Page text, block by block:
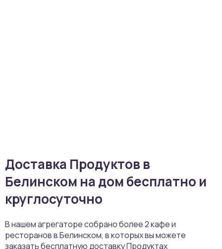
Доставка Продуктов в
Белинском на дом бесплатно и
круглосуточно
В нашем агрегаторе собрано более 2 кафе и
ресторанов в Белинском, в которых вы можете
заказать бесплатную доставку Продуктах